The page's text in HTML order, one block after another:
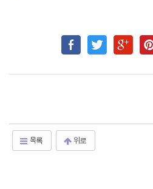
목록 위로